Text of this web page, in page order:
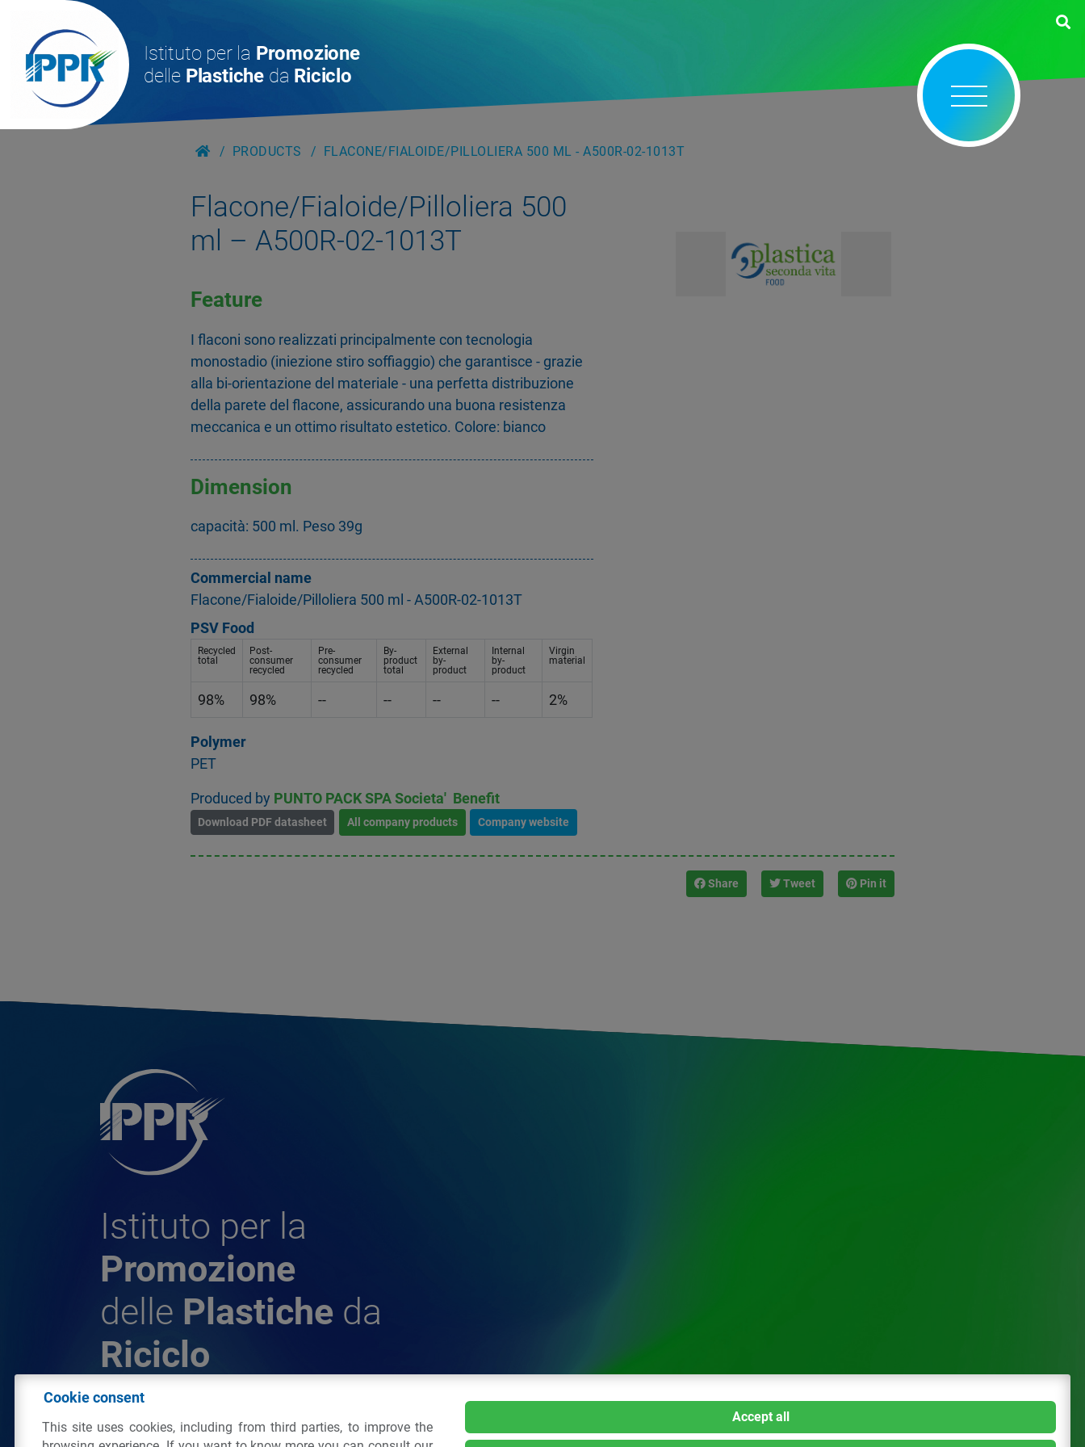
Istituto per la Promozione
delle Plastiche da Riciclo
PRODUCTS FLACONE/FIALOIDE/PILLOLIERA 500 ML - A500R-02-1013T
Flacone/Fialoide/Pilloliera 500
ml – A500R-02-1013T
Feature
I flaconi sono realizzati principalmente con tecnologia
monostadio (iniezione stiro soffiaggio) che garantisce - grazie
alla bi-orientazione del materiale - una perfetta distribuzione
della parete del flacone, assicurando una buona resistenza
meccanica e un ottimo risultato estetico. Colore: bianco
Dimension
capacità: 500 ml. Peso 39g
Commercial name
Flacone/Fialoide/Pilloliera 500 ml - A500R-02-1013T
PSV Food
Recycled
total
Post-
consumer
recycled
Pre-
consumer
recycled
By-
product
total
External
by-
product
Internal
by-
product
Virgin
material
98% 98% -- -- -- -- 2%
Polymer
PET
Produced by PUNTO PACK SPA Societa' Benefit
Download PDF datasheet All company products Company website
Share Tweet Pin it
Istituto per la
Promozione
delle Plastiche da
Riciclo
da Riciclo
Cookie consent
This site uses cookies, including from third parties, to improve the
Accept all